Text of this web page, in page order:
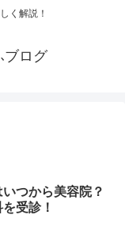
く解説！
ブログ
つから美容院？
受診！